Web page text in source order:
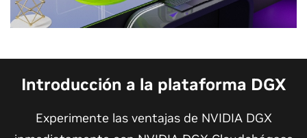
Introducción a la plataforma DGX
Experimente las ventajas de NVIDIA DGX